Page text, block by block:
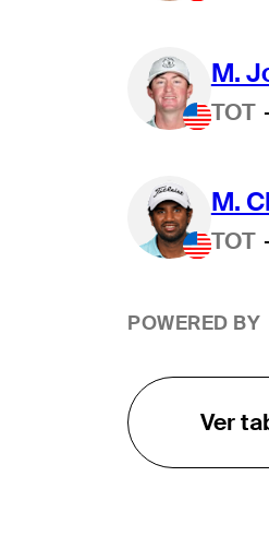
M.
TOT
M.
TOT
POWERED BY
Ver